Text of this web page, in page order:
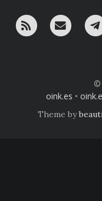
RSS
©
oink.es •
Theme by